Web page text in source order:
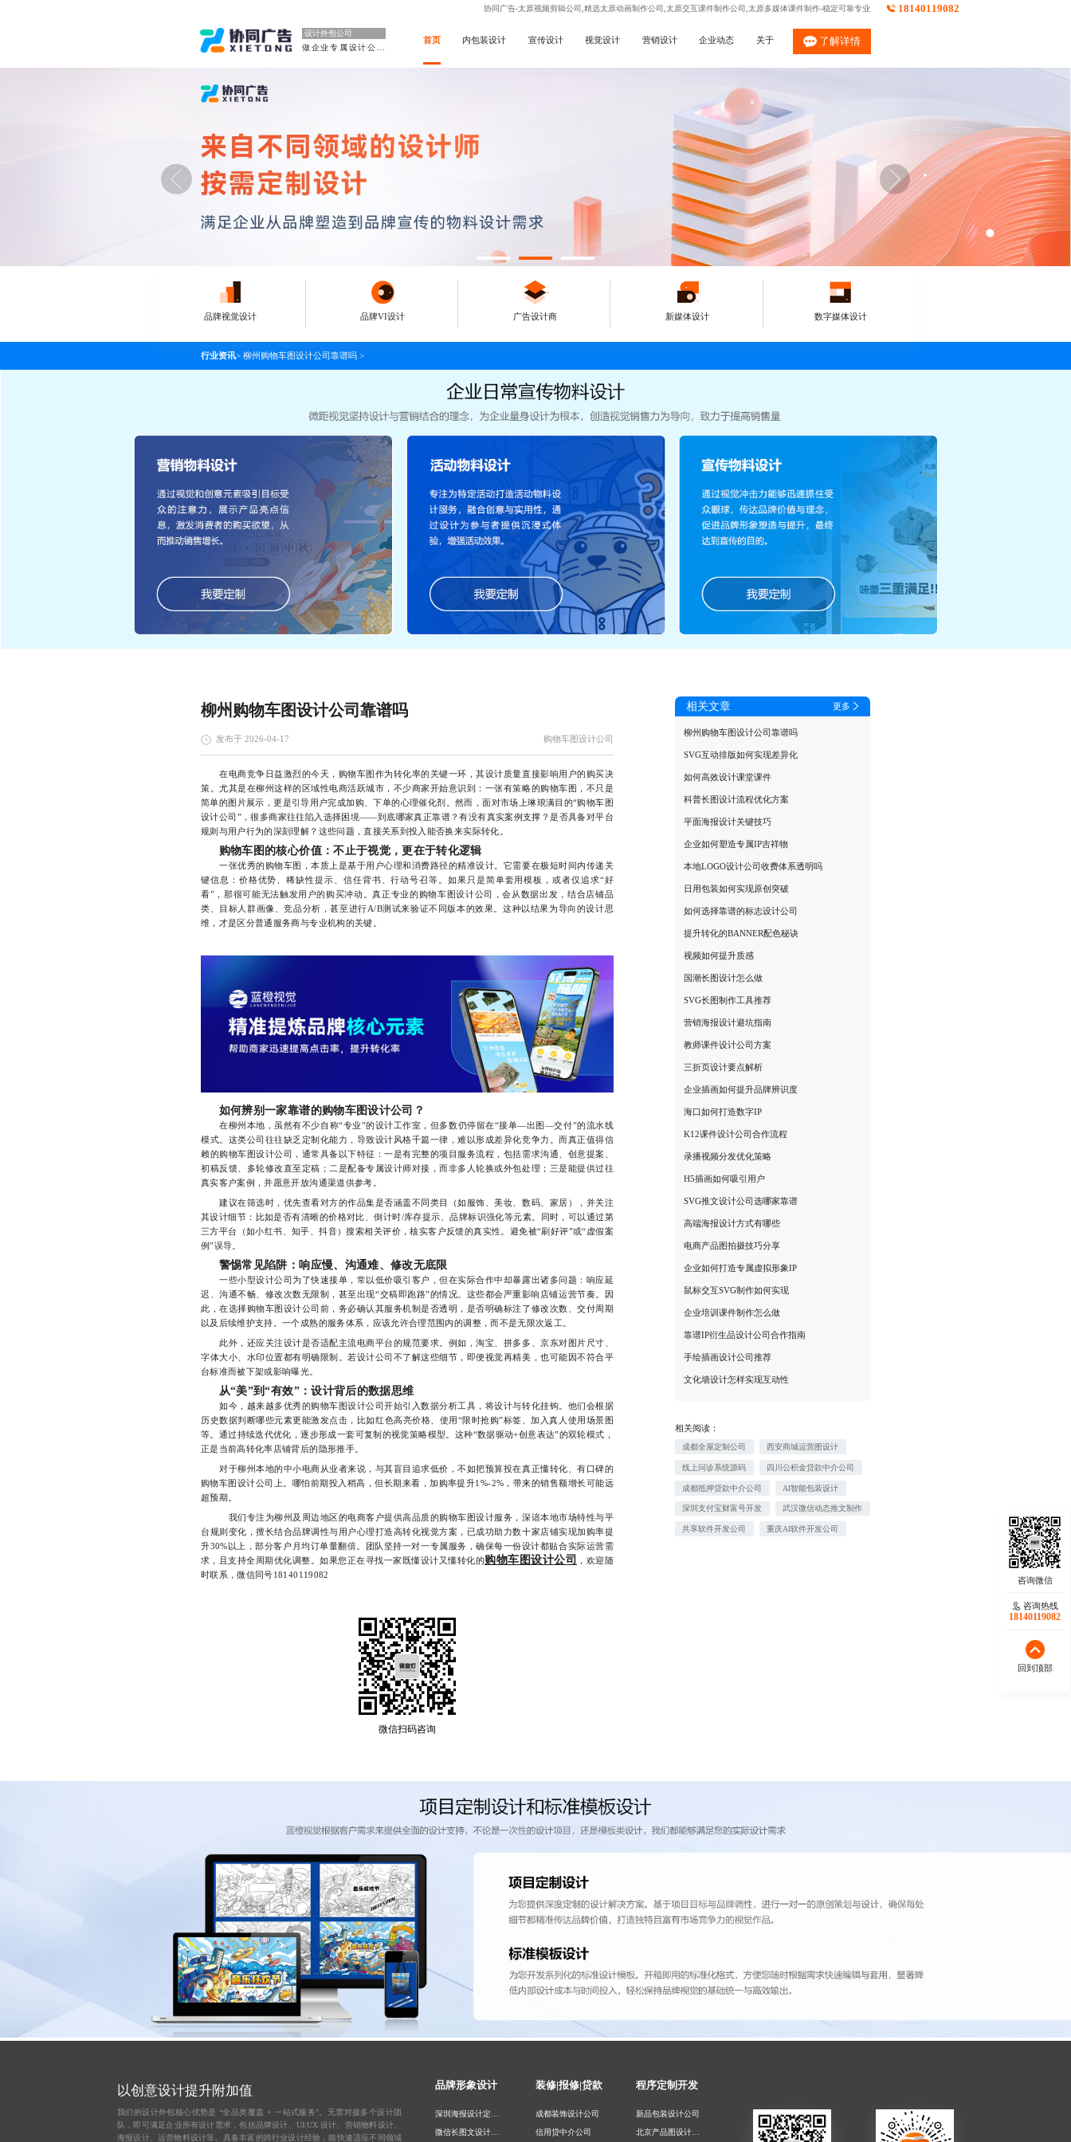
协同广告-太原视频剪辑公司,精选太原动画制作公司,太原交互课件制作公司,太原多媒体课件制作-稳定可靠专业 18140119082
设计外包公司
首页 内包装设计 宣传设计 视觉设计 营销设计 企业动态 关于 了解详情
品牌视觉设计 品牌VI设计 广告设计商 新媒体设计 数字媒体设计
行业资讯> 柳州购物车图设计公司靠谱吗 >
柳州购物车图设计公司靠谱吗
发布于 2026-04-17 购物车图设计公司
在电商竞争日益激烈的今天，购物车图作为转化率的关键一环，其设计质量直接影响用户的购买决
策。尤其是在柳州这样的区域性电商活跃城市，不少商家开始意识到：一张有策略的购物车图，不只是
简单的图片展示，更是引导用户完成加购、下单的心理催化剂。然而，面对市场上琳琅满目的“购物车图
设计公司”，很多商家往往陷入选择困境——到底哪家真正靠谱？有没有真实案例支撑？是否具备对平台
规则与用户行为的深刻理解？这些问题，直接关系到投入能否换来实际转化。
购物车图的核心价值：不止于视觉，更在于转化逻辑
一张优秀的购物车图，本质上是基于用户心理和消费路径的精准设计。它需要在极短时间内传递关
键信息：价格优势、稀缺性提示、信任背书、行动号召等。如果只是简单套用模板，或者仅追求“好
看”，那很可能无法触发用户的购买冲动。真正专业的购物车图设计公司，会从数据出发，结合店铺品
类、目标人群画像、竞品分析，甚至进行A/B测试来验证不同版本的效果。这种以结果为导向的设计思
维，才是区分普通服务商与专业机构的关键。
如何辨别一家靠谱的购物车图设计公司？
在柳州本地，虽然有不少自称“专业”的设计工作室，但多数仍停留在“接单—出图—交付”的流水线
模式。这类公司往往缺乏定制化能力，导致设计风格千篇一律，难以形成差异化竞争力。而真正值得信
赖的购物车图设计公司，通常具备以下特征：一是有完整的项目服务流程，包括需求沟通、创意提案、
初稿反馈、多轮修改直至定稿；二是配备专属设计师对接，而非多人轮换或外包处理；三是能提供过往
真实客户案例，并愿意开放沟通渠道供参考。
建议在筛选时，优先查看对方的作品集是否涵盖不同类目（如服饰、美妆、数码、家居），并关注
其设计细节：比如是否有清晰的价格对比、倒计时/库存提示、品牌标识强化等元素。同时，可以通过第
三方平台（如小红书、知乎、抖音）搜索相关评价，核实客户反馈的真实性。避免被“刷好评”或“虚假案
例”误导。
警惕常见陷阱：响应慢、沟通难、修改无底限
一些小型设计公司为了快速接单，常以低价吸引客户，但在实际合作中却暴露出诸多问题：响应延
迟、沟通不畅、修改次数无限制，甚至出现“交稿即跑路”的情况。这些都会严重影响店铺运营节奏。因
此，在选择购物车图设计公司前，务必确认其服务机制是否透明，是否明确标注了修改次数、交付周期
以及后续维护支持。一个成熟的服务体系，应该允许合理范围内的调整，而不是无限次返工。
此外，还应关注设计是否适配主流电商平台的规范要求。例如，淘宝、拼多多、京东对图片尺寸、
字体大小、水印位置都有明确限制。若设计公司不了解这些细节，即便视觉再精美，也可能因不符合平
台标准而被下架或影响曝光。
从“美”到“有效”：设计背后的数据思维
如今，越来越多优秀的购物车图设计公司开始引入数据分析工具，将设计与转化挂钩。他们会根据
历史数据判断哪些元素更能激发点击，比如红色高亮价格、使用“限时抢购”标签、加入真人使用场景图
等。通过持续迭代优化，逐步形成一套可复制的视觉策略模型。这种“数据驱动+创意表达”的双轮模式，
正是当前高转化率店铺背后的隐形推手。
对于柳州本地的中小电商从业者来说，与其盲目追求低价，不如把预算投在真正懂转化、有口碑的
购物车图设计公司上。哪怕前期投入稍高，但长期来看，加购率提升1%-2%，带来的销售额增长可能远
超预期。
我们专注为柳州及周边地区的电商客户提供高品质的购物车图设计服务，深谙本地市场特性与平
台规则变化，擅长结合品牌调性与用户心理打造高转化视觉方案，已成功助力数十家店铺实现加购率提
升30%以上，部分客户月均订单量翻倍。团队坚持一对一专属服务，确保每一份设计都贴合实际运营需
求，且支持全周期优化调整。如果您正在寻找一家既懂设计又懂转化的购物车图设计公司
，欢迎随
时联系，微信同号18140119082
微信扫码咨询
相关文章 更多
柳州购物车图设计公司靠谱吗
SVG互动排版如何实现差异化
如何高效设计课堂课件
科普长图设计流程优化方案
平面海报设计关键技巧
企业如何塑造专属IP吉祥物
本地LOGO设计公司收费体系透明吗
日用包装如何实现原创突破
如何选择靠谱的标志设计公司
提升转化的BANNER配色秘诀
视频如何提升质感
国潮长图设计怎么做
SVG长图制作工具推荐
营销海报设计避坑指南
教师课件设计公司方案
三折页设计要点解析
企业插画如何提升品牌辨识度
海口如何打造数字IP
K12课件设计公司合作流程
录播视频分发优化策略
H5插画如何吸引用户
SVG推文设计公司选哪家靠谱
高端海报设计方式有哪些
电商产品图拍摄技巧分享
企业如何打造专属虚拟形象IP
鼠标交互SVG制作如何实现
企业培训课件制作怎么做
靠谱IP衍生品设计公司合作指南
手绘插画设计公司推荐
文化墙设计怎样实现互动性
相关阅读：
成都全屋定制公司 西安商城运营图设计
线上问诊系统源码 四川公积金贷款中介公司
成都抵押贷款中介公司 AI智能包装设计
深圳支付宝财富号开发 武汉微信动态推文制作
共享软件开发公司 重庆AI软件开发公司
咨询热线
18140119082
回到顶部
以创意设计提升附加值
我们的设计外包核心优势是 “全品类覆盖 + 一站式服务”。无需对接多个设计团
队，即可满足企业所有设计需求，包括品牌设计、UI/UX 设计、营销物料设计、
海报设计、运营物料设计等。具备丰富的跨行业设计经验，能快速适应不同领域
品牌形象设计
深圳海报设计定制公司
装修|报修|贷款
成都装饰设计公司
信用贷中介公司
程序定制开发
新品包装设计公司